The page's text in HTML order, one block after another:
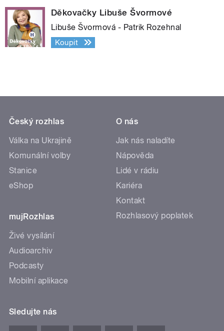
Děkovačky Libuše Švormové
Libuše Švormová - Patrik Rozehnal
Koupit
Český rozhlas
Válka na Ukrajině
Komunální volby
Stanice
eShop
mujRozhlas
Živé vysílání
Audioarchiv
Podcasty
Mobilní aplikace
O nás
Jak nás naladíte
Nápověda
Lidé v rádiu
Kariéra
Kontakt
Rozhlasový poplatek
Sledujte nás